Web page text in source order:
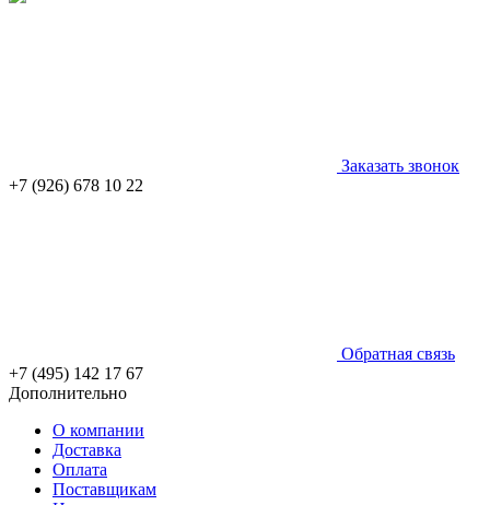
Заказать звонок
+7 (926) 678 10 22
Обратная связь
+7 (495) 142 17 67
Дополнительно
О компании
Доставка
Оплата
Поставщикам